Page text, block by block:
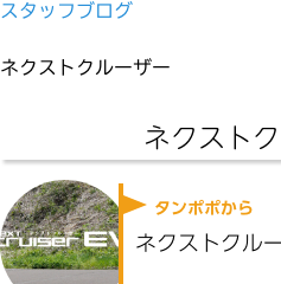
スタッフブログ
ネクストクルーザー
ネクスト
タンポポから
ネクストクル